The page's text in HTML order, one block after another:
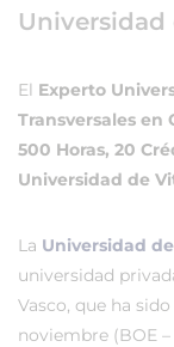
Universidad
El Experto
Transversales en
500 Horas, 20
Universidad de
La Universidad
universidad
Vasco, que ha
noviembre (BOE –